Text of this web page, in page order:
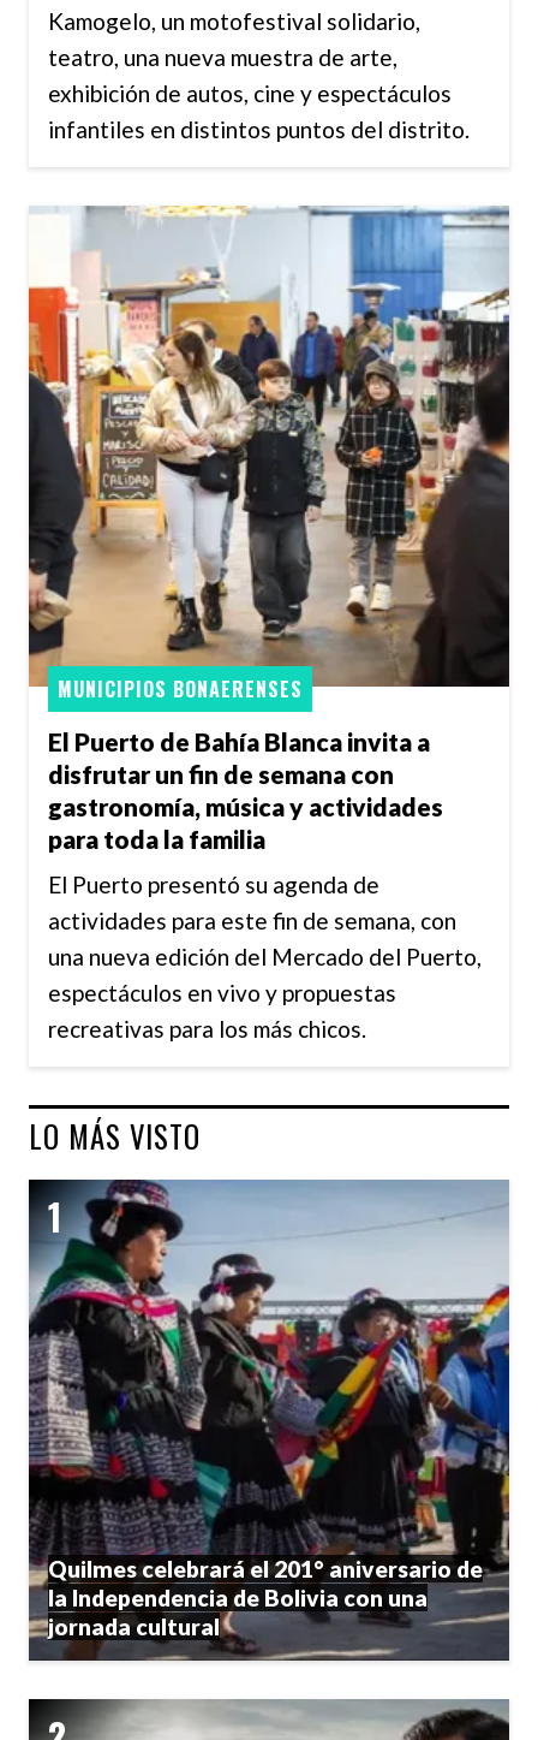
Kamogelo, un motofestival solidario,
teatro, una nueva muestra de arte,
exhibición de autos, cine y espectáculos
infantiles en distintos puntos del distrito.
El Puerto de Bahía Blanca invita a
disfrutar un fin de semana con
gastronomía, música y actividades
para toda la familia
MUNICIPIOS BONAERENSES
El Puerto presentó su agenda de
actividades para este fin de semana, con
una nueva edición del Mercado del Puerto,
espectáculos en vivo y propuestas
recreativas para los más chicos.
LO MÁS VISTO
Quilmes celebrará el 201° aniversario de
la Independencia de Bolivia con una
jornada cultural